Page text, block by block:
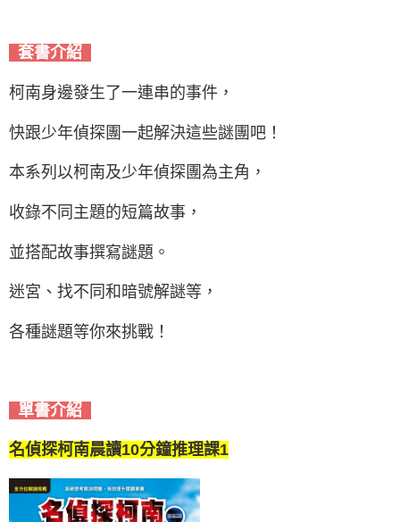
套書介紹
柯南身邊發生了一連串的事件，
快跟少年偵探團一起解決這些謎團吧！
本系列以柯南及少年偵探團為主角，
收錄不同主題的短篇故事，
並搭配故事撰寫謎題。
迷宮、找不同和暗號解謎等，
各種謎題等你來挑戰！
單書介紹
名偵探柯南晨讀10分鐘推理課1